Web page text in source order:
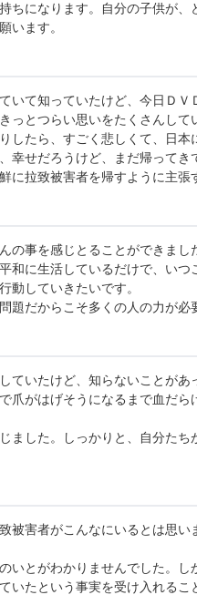
になります。自分の子供が
います。
いて知っていたけど、今日Ｄ
っとつらい思いをたくさんし
したら、すごく悲しくて、日
せだろうけど、まだ帰って
拉致被害者を帰すように主
の事を感じとることができま
和に生活しているだけで、い
動していきたいです。
だからこそ多くの人の力が
ていたけど、知らないことがあ
爪がはげそうになるまで血だ
した。しっかりと、自分た
被害者がこんなにいるとは思
いとがわかりませんでした。
たという事実を受け入れる